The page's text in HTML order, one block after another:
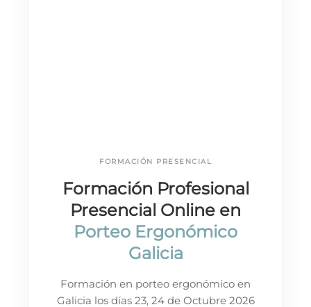
FORMACIÓN PRESENCIAL
Formación Profesional
Presencial Online en
Porteo Ergonómico
Galicia
Formación en porteo ergonómico en
Galicia los días 23, 24 de Octubre 2026